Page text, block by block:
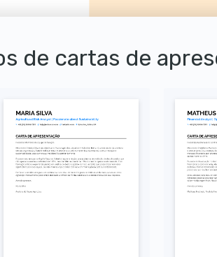
de cartas de